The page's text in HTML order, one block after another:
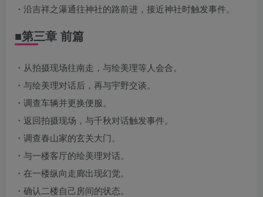
・沿吉祥之瀑通往神社的路前进，接近神社时触发事件。
■第三章 前篇
・从拍摄现场往南走，与绘美理等人会合。
・与绘美理对话后，再与宇野交谈。
・调查车辆并更换便服。
・返回拍摄现场，与千秋对话触发事件。
・调查春山家的玄关大门。
・与一楼客厅的绘美理对话。
・在一楼纵向走廊出现幻觉。
・确认二楼自己房间的状态。